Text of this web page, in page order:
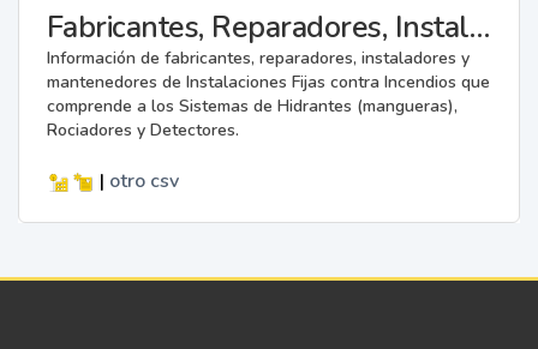
Fabricantes, Reparadores, Instaladores y Mantenedores de Instalaciones Fijas contra Incendios.
Información de fabricantes, reparadores, instaladores y
mantenedores de Instalaciones Fijas contra Incendios que
comprende a los Sistemas de Hidrantes (mangueras),
Rociadores y Detectores.
| otro csv